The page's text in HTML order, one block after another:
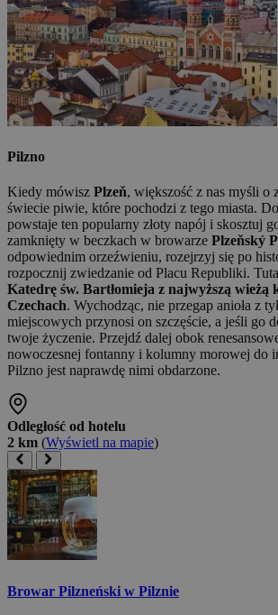
Pilzno
Kiedy mówisz Plzeň, większość z nas myśli o
świecie piwie, które pochodzi z tego miasta.
powstaje ten popularny złoty napój i skosztuj
zamknięty w beczkach w browarze Plzeňský
odpowiednim orzeźwieniu, rozejrzyj się po
rozpocznij zwiedzanie od Placu Republiki.
Katedrę św. Bartłomieja z najwyższą wieżą
Czechach. Wychodząc, nie przegap anioła z
miejscowych przynosi on szczęście, a jeśli go
twoje życzenie. Przejdź dalej obok
nowoczesnej fontanny i kolumny morowej do
Pilzno jest naprawdę nimi obdarzone.
Odległość od hotelu
2 km (Wyświetl na mapie)
Browar Pilzneński w Pilznie